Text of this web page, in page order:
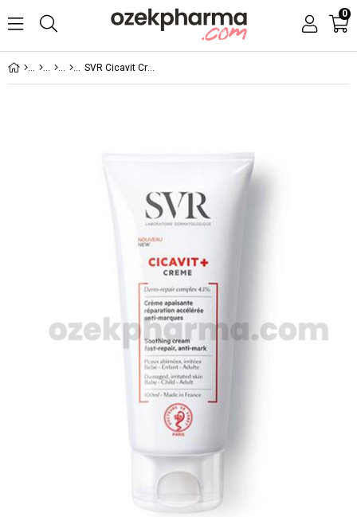
0
SVR Cicavit Creme 100 ml